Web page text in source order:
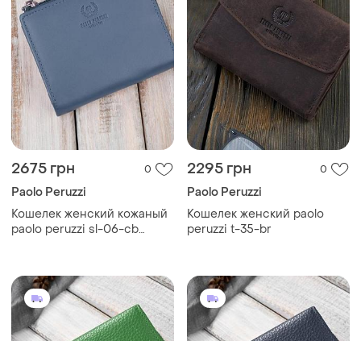
2675 грн 0
Paolo Peruzzi
Кошелек женский кожаный
paolo peruzzi sl-06-cb
2295 грн 0
Paolo Peruzzi
Кошелек женский paolo
peruzzi t-35-br